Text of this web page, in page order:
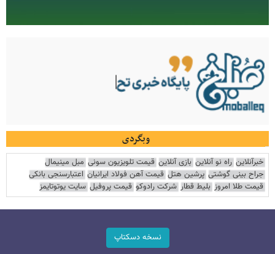
وبگردی
خبرآنلاین راه نو آنلاین بازی آنلاین قیمت تلویزیون سونی مبل مینیمال
جراح بینی گوشتی پرشین هتل قیمت آهن فولاد ایرانیان اعتبارسنجی بانکی
قیمت طلا امروز بلیط قطار شرکت رادوکو قیمت پروفیل سایت یوتوتایمز
نسخه دسکتاپ